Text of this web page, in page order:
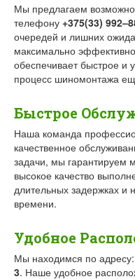
Мы предлагаем
телефону +375(33)
очередей и лишних
максимально
обеспечивает быстрое и
процесс шиномонтажа
Быстрое
Наша команда
качественное
задачи, мы гарантируем
высокое качество
длительных задержках и
времени.
Удобное
Мы находимся по адресу:
3. Наше удобное